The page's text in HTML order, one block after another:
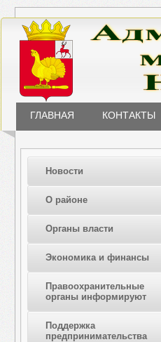
ГЛАВНАЯ КОНТАКТЫ
Новости
О районе
Органы власти
Экономика и финансы
Правоохранительные
органы информируют
Поддержка
предпринимательства